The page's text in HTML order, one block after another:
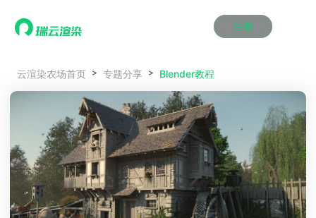
注册
效果图渲染
云渲染管理系统
瑞兔百宝箱
AI视频插帧
效果图渲染
云渲染管理系统
瑞兔百宝箱
AI视频插帧
效果图渲染
云渲染管理系统
瑞兔百宝箱
AI视频插帧
效果图渲染
云渲染管理系统
瑞兔百宝箱
AI视频插帧
效果图渲染
云渲染管理系统
瑞兔百宝箱
AI视频插帧
效果图渲染
云渲染管理系统
瑞兔百宝箱
AI视频插帧
解决方案
Maya云渲染方案
3ds Max云渲染方案
Cinema 4D云渲染方案
Blender 云渲染方案
Maya AI渲染方案
Maya云渲染方案
3ds Max云渲染方案
Cinema 4D云渲染方案
Blender 云渲染方案
Maya AI渲染方案
Maya云渲染方案
3ds Max云渲染方案
Cinema 4D云渲染方案
Blender 云渲染方案
Maya AI渲染方案
Maya云渲染方案
3ds Max云渲染方案
Cinema 4D云渲染方案
Blender 云渲染方案
Maya AI渲染方案
Maya云渲染方案
3ds Max云渲染方案
Cinema 4D云渲染方案
Blender 云渲染方案
Maya AI渲染方案
Maya云渲染方案
3ds Max云渲染方案
Cinema 4D云渲染方案
Blender 云渲染方案
Maya AI渲染方案
价格
动画价格
效果图价格
云制作价格
动画价格
效果图价格
云制作价格
动画价格
效果图价格
云制作价格
动画价格
效果图价格
云制作价格
动画价格
效果图价格
云制作价格
动画价格
效果图价格
云制作价格
案例
新闻资讯
新闻资讯
新闻资讯
新闻资讯
新闻资讯
新闻资讯
云渲染农场首页 专题分享 Blender教程